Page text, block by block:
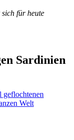
für heute
Sardinien